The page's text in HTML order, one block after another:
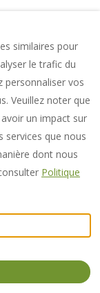
similaires pour
le trafic du
personnaliser vos
Veuillez noter que
un impact sur
services que nous
dont nous
Politique